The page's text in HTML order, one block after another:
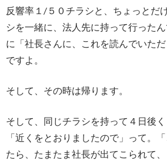
反響率１/５０チラシと、ちょっとだ
シを一緒に、法人先に持って行った
に「社長さんに、これを読んでいた
ですよ。
そして、その時は帰ります。
そして、同じチラシを持って４日後く
「近くをとおりましたので」って。
たら、たまたま社長が出てこられて